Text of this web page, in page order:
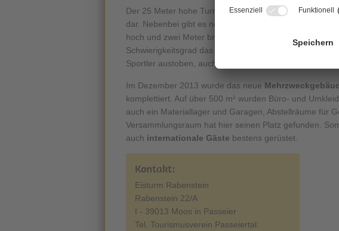
Der 25 Meter hohe Turm ragt senkrecht in den Himmel
dar. Nebenbei gibt es noch einen 14 Meter hohen
hoch und zwei Meter breit ist. Zusammen mit
Schwierigkeitsgrad das Passende dabei. Von Mitte
Sportler austoben, auch die Möglichkeit bei Flutlicht zu
Im Dezember 2013 wurde das neue
komplettiert. Auf über 500 m² wurden Büro- und
auch ein Materiallager und Garagen, Abstellräume für
Versammlungsraum hat hier seinen Platz gefunden.
auch internationale Gäste bestens gerüstet.
Kontakt:
Eisturm Rabenstein
Rabenstein 22/A
I - 39013 Moos in Passeier
Tel. Tourismusverein Passeiertal: